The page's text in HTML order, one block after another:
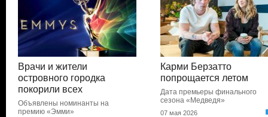
Врачи и жители
островного городка
покорили всех
Объявлены номинанты на
премию «Эмми»
Карми Берзатто
попрощается летом
Дата премьеры финального
сезона «Медведя»
07 мая 2026